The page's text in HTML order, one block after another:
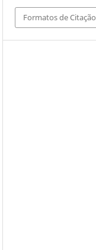
Formatos de Citação